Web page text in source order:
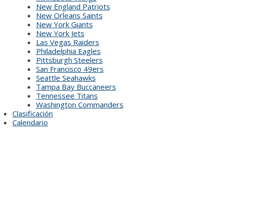
New England Patriots
New Orleans Saints
New York Giants
New York Jets
Las Vegas Raiders
Philadelphia Eagles
Pittsburgh Steelers
San Francisco 49ers
Seattle Seahawks
Tampa Bay Buccaneers
Tennessee Titans
Washington Commanders
Clasificación
Calendario